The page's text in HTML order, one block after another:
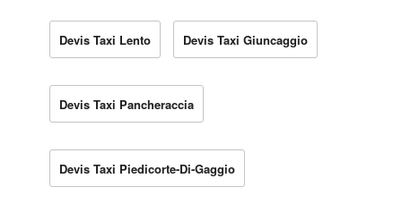
Devis Taxi Lento Devis Taxi Giuncaggio
Devis Taxi Pancheraccia
Devis Taxi Piedicorte-Di-Gaggio